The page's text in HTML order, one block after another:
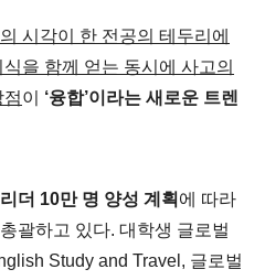
시각이 한 전공의 테두리에
을 함께 얻는 동시에 사고의
이 ‘융합’이라는 새로운 트렌
더 10만 명 양성 계획 에 따라
괄하고 있다. 대학생 글로벌
Study and Travel, 글로벌